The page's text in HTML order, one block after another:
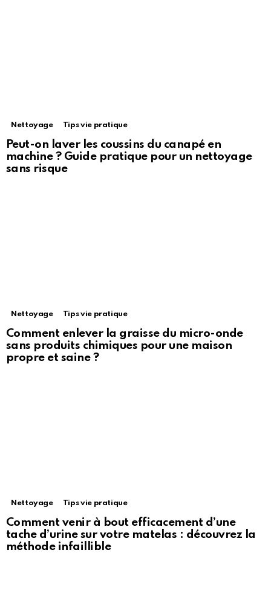
Nettoyage Tips vie pratique
Peut-on laver les coussins du canapé en
machine ? Guide pratique pour un nettoyage
sans risque
Nettoyage Tips vie pratique
Comment enlever la graisse du micro-onde
sans produits chimiques pour une maison
propre et saine ?
Nettoyage Tips vie pratique
Comment venir à bout efficacement d’une
tache d’urine sur votre matelas : découvrez la
méthode infaillible